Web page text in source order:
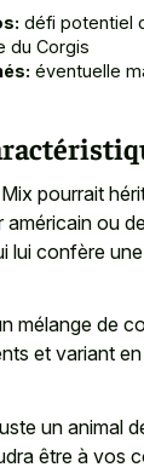
défi potentiel
du Corgis
éventuelle
pourrait
ou
lui confère
mélange de
et variant
un animal
être à vos